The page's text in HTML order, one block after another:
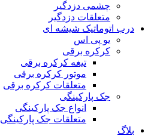
چشمی دزدگیر
متعلقات دزدگیر
درب اتوماتیک شیشه ای
یو پی اس
کرکره برقی
تیغه کرکره برقی
موتور کرکره برقی
متعلقات کرکره برقی
جک پارکینگی
انواع جک پارکینگی
متعلقات جک پارکینگی
بلاگ